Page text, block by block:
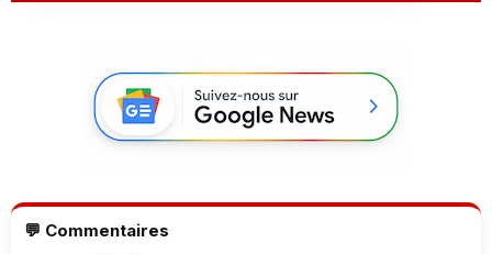
💬 Commentaires